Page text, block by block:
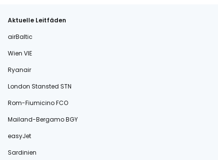
Aktuelle Leitfäden
airBaltic
Wien VIE
Ryanair
London Stansted STN
Rom-Fiumicino FCO
Mailand-Bergamo BGY
easyJet
Sardinien